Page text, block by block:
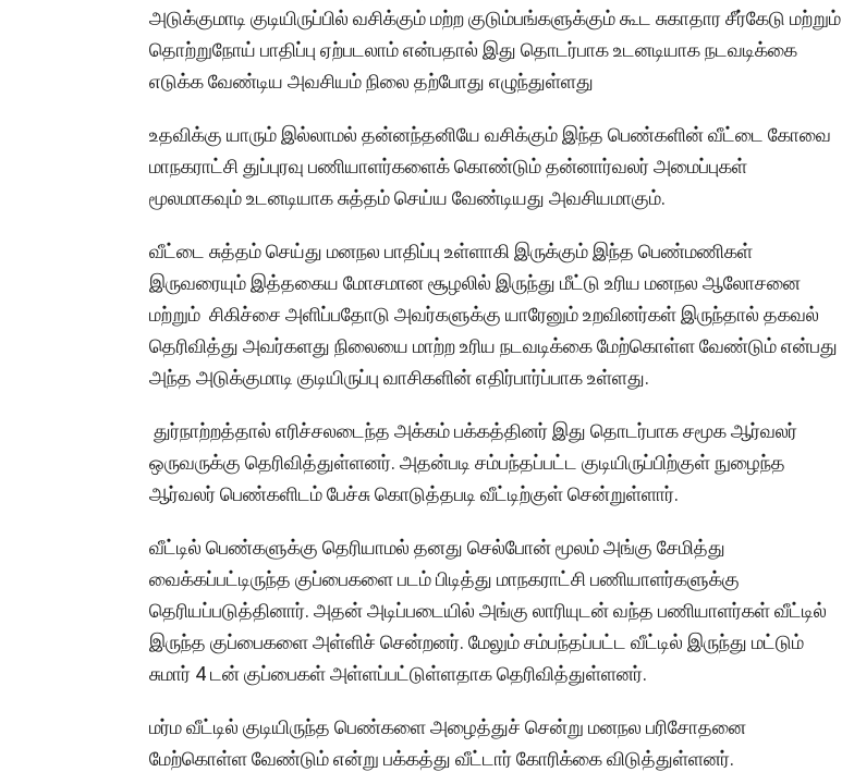
அடுக்குமாடி குடியிருப்பில் வசிக்கும் மற்ற குடும்பங்களுக்கும் கூட சுகாதார சீர்கேடு மற்றும்
தொற்றுநோய் பாதிப்பு ஏற்படலாம் என்பதால் இது தொடர்பாக உடனடியாக நடவடிக்கை
எடுக்க வேண்டிய அவசியம் நிலை தற்போது எழுந்துள்ளது
உதவிக்கு யாரும் இல்லாமல் தன்னந்தனியே வசிக்கும் இந்த பெண்களின் வீட்டை கோவை
மாநகராட்சி துப்புரவு பணியாளர்களைக் கொண்டும் தன்னார்வலர் அமைப்புகள்
மூலமாகவும் உடனடியாக சுத்தம் செய்ய வேண்டியது அவசியமாகும்.
வீட்டை சுத்தம் செய்து மனநல பாதிப்பு உள்ளாகி இருக்கும் இந்த பெண்மணிகள்
இருவரையும் இத்தகைய மோசமான சூழலில் இருந்து மீட்டு உரிய மனநல ஆலோசனை
மற்றும் சிகிச்சை அளிப்பதோடு அவர்களுக்கு யாரேனும் உறவினர்கள் இருந்தால் தகவல்
தெரிவித்து அவர்களது நிலையை மாற்ற உரிய நடவடிக்கை மேற்கொள்ள வேண்டும் என்பது
அந்த அடுக்குமாடி குடியிருப்பு வாசிகளின் எதிர்பார்ப்பாக உள்ளது.
துர்நாற்றத்தால் எரிச்சலடைந்த அக்கம் பக்கத்தினர் இது தொடர்பாக சமூக ஆர்வலர்
ஒருவருக்கு தெரிவித்துள்ளனர். அதன்படி சம்பந்தப்பட்ட குடியிருப்பிற்குள் நுழைந்த
ஆர்வலர் பெண்களிடம் பேச்சு கொடுத்தபடி வீட்டிற்குள் சென்றுள்ளார்.
வீட்டில் பெண்களுக்கு தெரியாமல் தனது செல்போன் மூலம் அங்கு சேமித்து
வைக்கப்பட்டிருந்த குப்பைகளை படம் பிடித்து மாநகராட்சி பணியாளர்களுக்கு
தெரியப்படுத்தினார். அதன் அடிப்படையில் அங்கு லாரியுடன் வந்த பணியாளர்கள் வீட்டில்
இருந்த குப்பைகளை அள்ளிச் சென்றனர். மேலும் சம்பந்தப்பட்ட வீட்டில் இருந்து மட்டும்
சுமார் 4 டன் குப்பைகள் அள்ளப்பட்டுள்ளதாக தெரிவித்துள்ளனர்.
மர்ம வீட்டில் குடியிருந்த பெண்களை அழைத்துச் சென்று மனநல பரிசோதனை
மேற்கொள்ள வேண்டும் என்று பக்கத்து வீட்டார் கோரிக்கை விடுத்துள்ளனர்.